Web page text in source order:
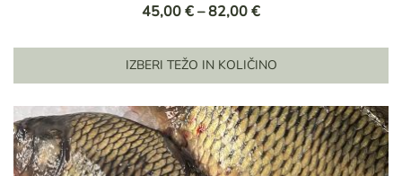
45,00€–82,00€Cenovni
od
45,00 €
do
82,00 €
IZBERI TEŽO IN KOLIČINO
izdelek
ima
več